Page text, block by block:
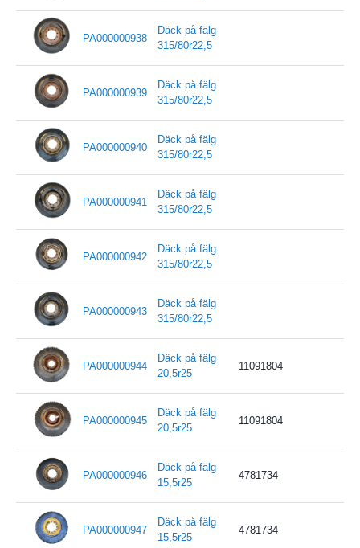
PA000000938
Däck på fälg
315/80r22,5
PA000000939
Däck på fälg
315/80r22,5
PA000000940
Däck på fälg
315/80r22,5
PA000000941
Däck på fälg
315/80r22,5
PA000000942
Däck på fälg
315/80r22,5
PA000000943
Däck på fälg
315/80r22,5
PA000000944
Däck på fälg
20,5r25
11091804
PA000000945
Däck på fälg
20,5r25
11091804
PA000000946
Däck på fälg
15,5r25
4781734
PA000000947
Däck på fälg
15,5r25
4781734